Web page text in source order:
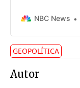
people.NBC News
GEOPOLÍTICA
Autor